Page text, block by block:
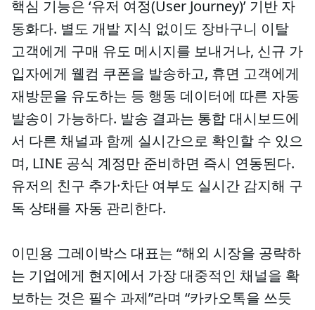
핵심 기능은 ‘유저 여정(User Journey)’ 기반 자
동화다. 별도 개발 지식 없이도 장바구니 이탈
고객에게 구매 유도 메시지를 보내거나, 신규 가
입자에게 웰컴 쿠폰을 발송하고, 휴면 고객에게
재방문을 유도하는 등 행동 데이터에 따른 자동
발송이 가능하다. 발송 결과는 통합 대시보드에
서 다른 채널과 함께 실시간으로 확인할 수 있으
며, LINE 공식 계정만 준비하면 즉시 연동된다.
유저의 친구 추가·차단 여부도 실시간 감지해 구
독 상태를 자동 관리한다.
이민용 그레이박스 대표는 “해외 시장을 공략하
는 기업에게 현지에서 가장 대중적인 채널을 확
보하는 것은 필수 과제”라며 “카카오톡을 쓰듯